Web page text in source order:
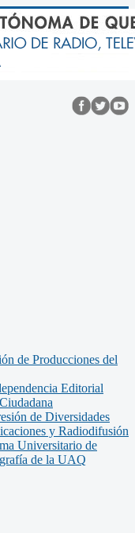
de Producciones del
Editorial
de Diversidades
y Radiodifusión
Universitario de
de la UAQ